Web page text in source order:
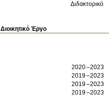
Διδακτορικό
Διοικητικό Έργο
2020
2023
2019
2023
2019
2023
2019
2023